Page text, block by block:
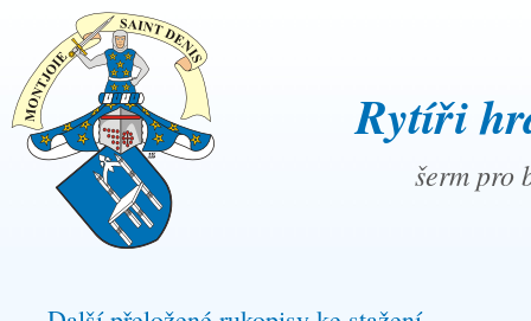
Rytíři
šerm pro